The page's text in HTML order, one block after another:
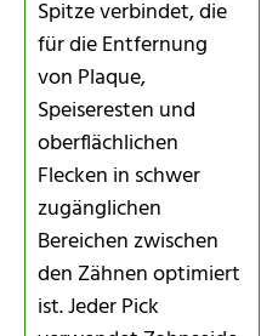
Spitze verbindet, die
für die Entfernung
von Plaque,
Speiseresten und
oberflächlichen
Flecken in schwer
zugänglichen
Bereichen zwischen
den Zähnen optimiert
ist. Jeder Pick